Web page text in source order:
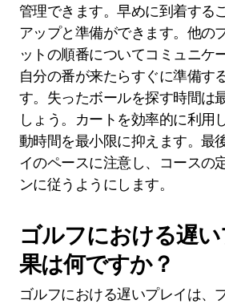
管理できます。早めに到着する
アップと準備ができます。他の
ットの順番についてコミュニケ
自分の番が来たらすぐに準備す
す。失ったボールを探す時間は
しょう。カートを効率的に利用
動時間を最小限に抑えます。最
イのペースに注意し、コースの
ンに従うようにします。
ゴルフにおける遅
果は何ですか？
ゴルフにおける遅いプレイは、